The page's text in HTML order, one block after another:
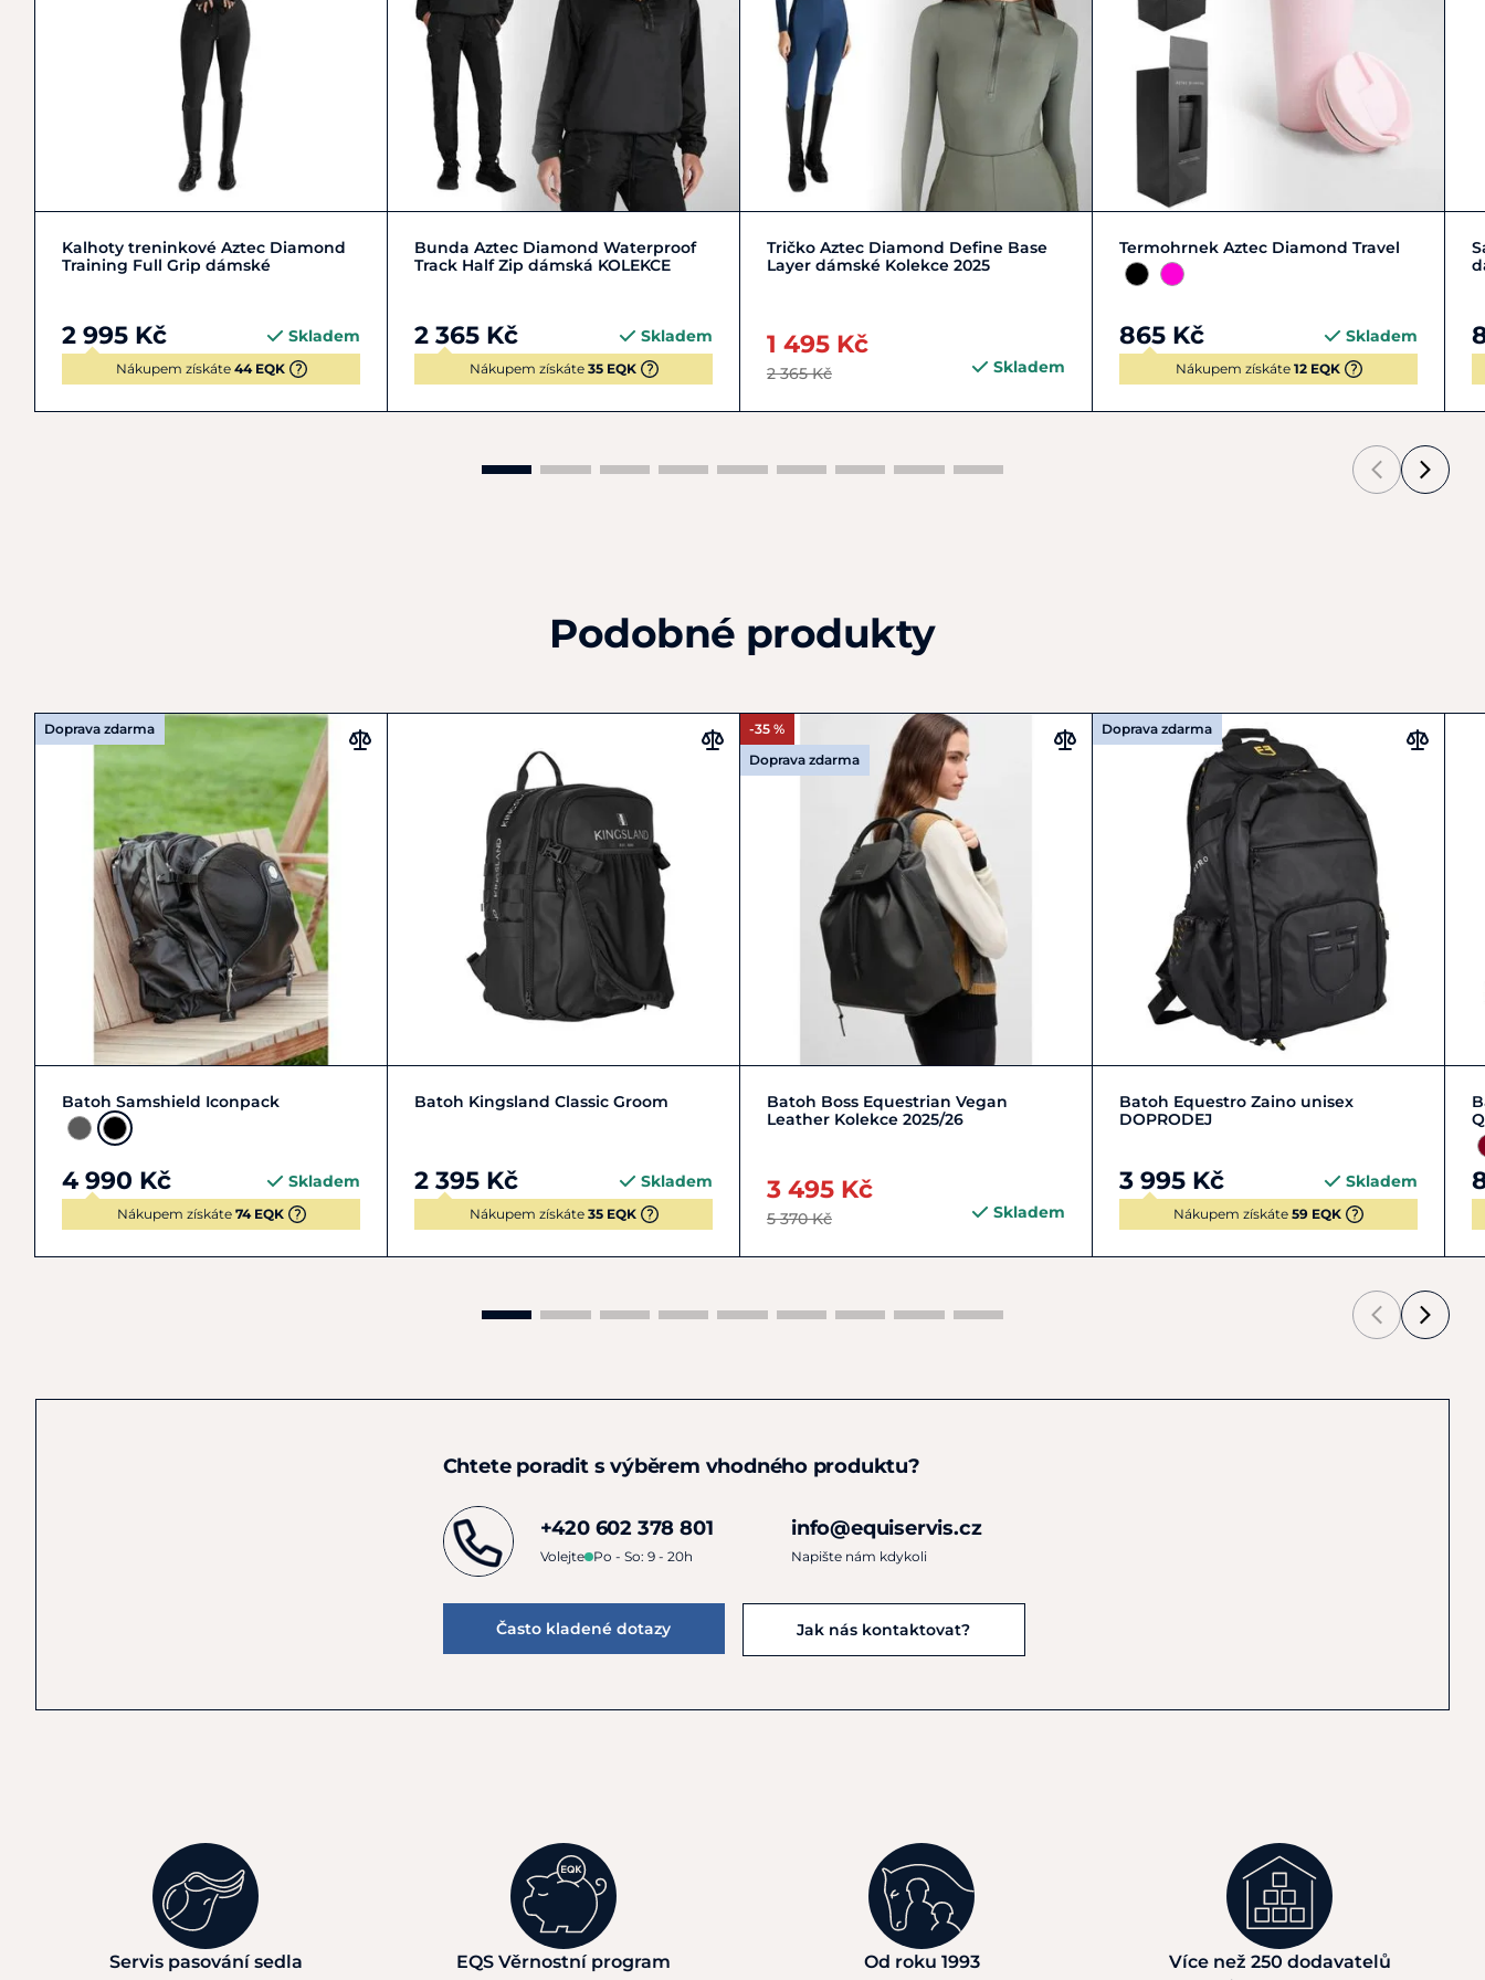
M/38 S/36 XS/34
Kalhoty treninkové Aztec Diamond
Training Full Grip dámské
2 995 Kč Skladem
Nákupem získáte 44 EQK
L/40 M/38 S/36 XS/34
Bunda Aztec Diamond Waterproof
Track Half Zip dámská KOLEKCE
2 365 Kč Skladem
Nákupem získáte 35 EQK
Zobrazit detail
Tričko Aztec Diamond Define Base
Layer dámské Kolekce 2025
1 495 Kč
2 365 Kč Skladem
Zobrazit detail
Termohrnek Aztec Diamond Travel
865 Kč Skladem
Nákupem získáte 12 EQK
Podobné produkty
Doprava zdarma
Zobrazit detail
Batoh Samshield Iconpack
4 990 Kč Skladem
Nákupem získáte 74 EQK
Zobrazit detail
Batoh Kingsland Classic Groom
2 395 Kč Skladem
Nákupem získáte 35 EQK
-35 %
Doprava zdarma
Zobrazit detail
Batoh Boss Equestrian Vegan
Leather Kolekce 2025/26
3 495 Kč
5 370 Kč Skladem
Doprava zdarma
Zobrazit detail
Batoh Equestro Zaino unisex
DOPRODEJ
3 995 Kč Skladem
Nákupem získáte 59 EQK
Chtete poradit s výběrem vhodného produktu?
+420 602 378 801
Volejte Po - So: 9 - 20h
info@equiservis.cz
Napište nám kdykoli
Často kladené dotazy Jak nás kontaktovat?
Servis pasování sedla EQS Věrnostní program Od roku 1993 Více než 250 dodavatelů